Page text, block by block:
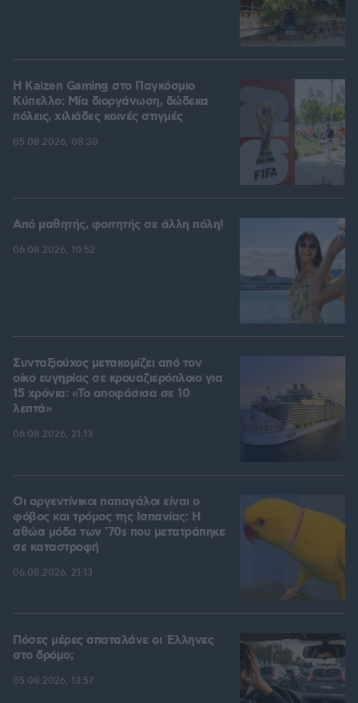
H Kaizen Gaming στο Παγκόσμιο
Kύπελλο: Μία διοργάνωση, δώδεκα
πόλεις, χιλιάδες κοινές στιγμές
05.08.2026, 08:38
Από μαθητής, φοιτητής σε άλλη πόλη!
06.08.2026, 10:52
Συνταξιούχος μετακομίζει από τον
οίκο ευγηρίας σε κρουαζιερόπλοιο για
15 χρόνια: «Το αποφάσισα σε 10
λεπτά»
06.08.2026, 21:13
Οι αργεντίνικοι παπαγάλοι είναι ο
φόβος και τρόμος της Ισπανίας: Η
αθώα μόδα των '70s που μετατράπηκε
σε καταστροφή
06.08.2026, 21:13
Πόσες μέρες σπαταλάνε οι Έλληνες
στο δρόμο;
05.08.2026, 13:57